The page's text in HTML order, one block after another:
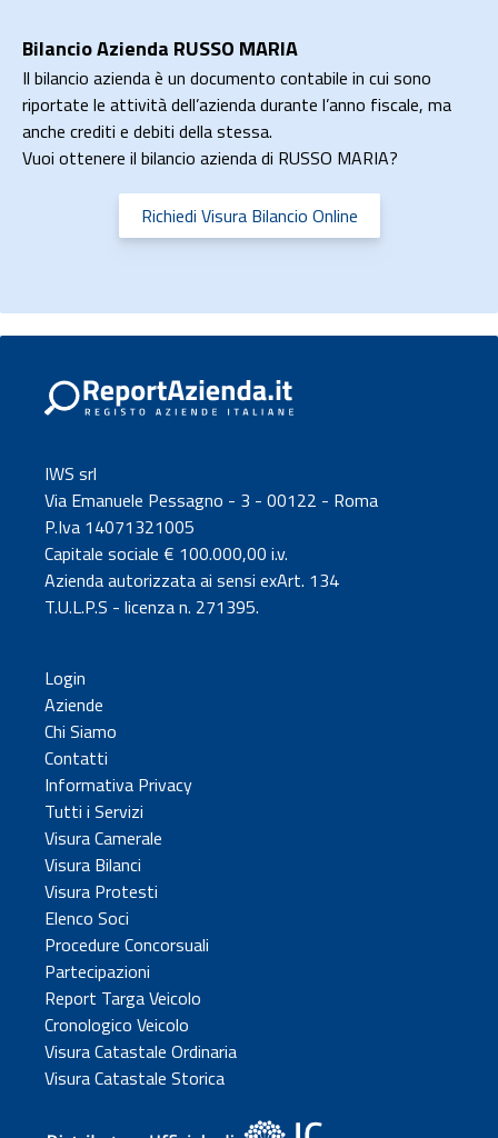
Bilancio Azienda RUSSO MARIA
Il bilancio azienda è un documento contabile in cui sono
riportate le attività dell’azienda durante l’anno fiscale, ma
anche crediti e debiti della stessa.
Vuoi ottenere il bilancio azienda di RUSSO MARIA?
Richiedi Visura Bilancio Online
IWS srl
Via Emanuele Pessagno - 3 - 00122 - Roma
P.Iva 14071321005
Capitale sociale € 100.000,00 i.v.
Azienda autorizzata ai sensi exArt. 134
T.U.L.P.S - licenza n. 271395.
Login
Aziende
Chi Siamo
Contatti
Informativa Privacy
Tutti i Servizi
Visura Camerale
Visura Bilanci
Visura Protesti
Elenco Soci
Procedure Concorsuali
Partecipazioni
Report Targa Veicolo
Cronologico Veicolo
Visura Catastale Ordinaria
Visura Catastale Storica